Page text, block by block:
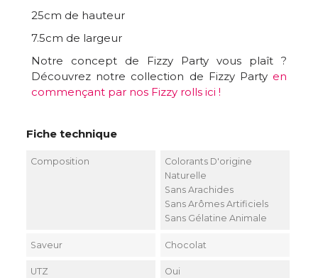
25cm de hauteur
7.5cm de largeur
Notre concept de Fizzy Party vous plaît ?
Découvrez notre collection de Fizzy Party en
commençant par nos Fizzy rolls ici !
Fiche technique
Composition
Colorants D'origine
Naturelle
Sans Arachides
Sans Arômes Artificiels
Sans Gélatine Animale
Saveur Chocolat
UTZ Oui